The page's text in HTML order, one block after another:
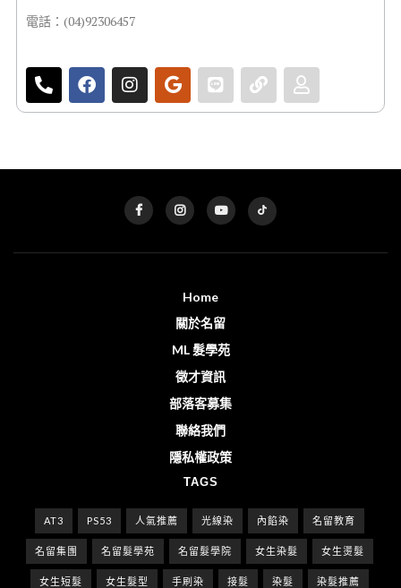
電話：(04)92306457
Home
關於名留
ML 髮學苑
徵才資訊
部落客募集
聯絡我們
隱私權政策
TAGS
AT3 PS53 人氣推薦 光線染 內餡染 名留教育
名留集團 名留髮學苑 名留髮學院 女生染髮 女生燙髮
女生短髮 女生髮型 手刷染 接髮 染髮 染髮推薦